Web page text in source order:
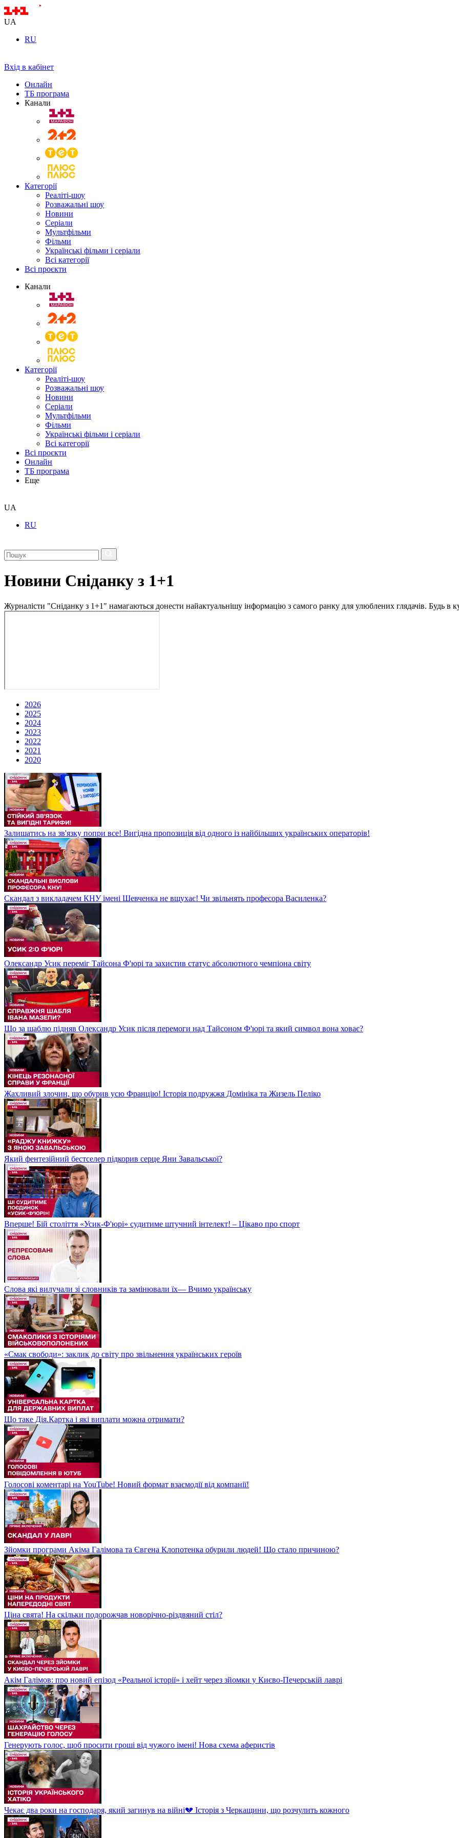
UA
RU
Вхід в кабінет
Онлайн
ТБ програма
Канали
Категорії
Реаліті-шоу
Розважальні шоу
Новини
Серіали
Мультфільми
Фільми
Українські фільми і серіали
Всі категорії
Всі проєкти
Канали
Категорії
Реаліті-шоу
Розважальні шоу
Новини
Серіали
Мультфільми
Фільми
Українські фільми і серіали
Всі категорії
Всі проєкти
Онлайн
ТБ програма
Еще
UA
RU
Новини Сніданку з 1+1
Журналісти "Сніданку з 1+1" намагаються донести найактуальнішу інформацію з самого ранку для улюблених глядачів. Будь в
2026
2025
2024
2023
2022
2021
2020
Залишатись на зв'язку попри все! Вигідна пропозиція від одного із найбільших українських операторів!
Скандал з викладачем КНУ імені Шевченка не вщухає! Чи звільнять професора Василенка?
Олександр Усик переміг Тайсона Ф'юрі та захистив статус абсолютного чемпіона світу
Що за шаблю підняв Олександр Усик після перемоги над Тайсоном Ф'юрі та який символ вона ховає?
Жахливий злочин, що обурив усю Францію! Історія подружжя Домініка та Жизель Пеліко
Який фентезійний бестселер підкорив серце Яни Завальської?
Вперше! Бій століття «Усик-Ф'юрі» судитиме штучний інтелект! – Цікаво про спорт
Слова які вилучали зі словників та замінювали їх— Вчимо українську
«Смак свободи»: заклик до світу про звільнення українських героїв
Що таке Дія.Картка і які виплати можна отримати?
Голосові коментарі на YouTube! Новий формат взаємодії від компанії!
Зйомки програми Акіма Галімова та Євгена Клопотенка обурили людей! Що стало причиною?
Ціна свята! На скільки подорожчав новорічно-різдвяний стіл?
Акім Галімов: про новий епізод «Реальної історії» і хейт через зйомки у Києво-Печерській лаврі
Генерують голос, щоб просити гроші від чужого імені! Нова схема аферистів
Чекає два роки на господаря, який загинув на війні💔 Історія з Черкащини, що розчулить кожного